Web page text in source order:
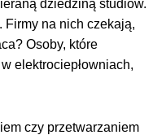
dziedziną studiów.
Firmy na nich czekają,
Osoby, które
elektrociepłowniach,
czy przetwarzaniem